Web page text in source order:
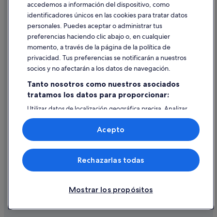
Ayuda
Cancelar un vuelo
Cancelar una reserva de hotel o de un alquiler vacacional
Utilizar un cupón de Expedia
Documentos para viajes internacionales
© 2026 Expedia, Inc., una empresa de Expedia Group. Todos los
derechos reservados. Expedia y el logotipo de Expedia son marcas
comerciales o marcas comerciales registradas de Expedia, Inc.
accedemos a información del dispositivo, como
identificadores únicos en las cookies para tratar datos
personales. Puedes aceptar o administrar tus
preferencias haciendo clic abajo o, en cualquier
momento, a través de la página de la política de
privacidad. Tus preferencias se notificarán a nuestros
socios y no afectarán a los datos de navegación.
Tanto nosotros como nuestros asociados
tratamos los datos para proporcionar:
Utilizar datos de localización geográfica precisa. Analizar
activamente las características del dispositivo para su
identificación. Almacenar la información en un dispositivo
y/o acceder a ella. Publicidad y contenido personalizados,
medición de publicidad y contenido, investigación de
audiencia y desarrollo de servicios.
Lista de asociados (proveedores)
Mostrar los propósitos
Rechazarlas todas
Acepto